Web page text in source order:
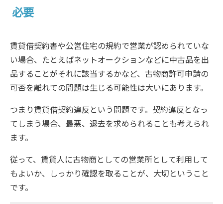
必要
賃貸借契約書や公営住宅の規約で営業が認められていな
い場合、たとえばネットオークションなどに中古品を出
品することがそれに該当するかなど、古物商許可申請の
可否を離れての問題は生じる可能性は大いにあります。
つまり賃貸借契約違反という問題です。契約違反となっ
てしまう場合、最悪、退去を求められることも考えられ
ます。
従って、賃貸人に古物商としての営業所として利用して
もよいか、しっかり確認を取ることが、大切ということ
です。